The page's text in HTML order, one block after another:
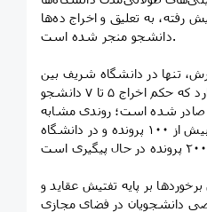
رفته، به تعلیق و اخراج ده‌ها
دانشجو منجر شده است.
تنها در دانشگاه شریف بین
۳۰ تا ۴۰ پرونده فعال وجود دارد که حکم اخراج ۵ تا ۷ دانشجو
از ۲۰ تن دیگر صادر شده است؛ روندی مشابه
در دانشگاه علم و صنعت با بیش از ۱۰۰ پرونده و در دانشگاه
بر پایه تفتیش عقاید و
دانشجویان در فضای مجازی